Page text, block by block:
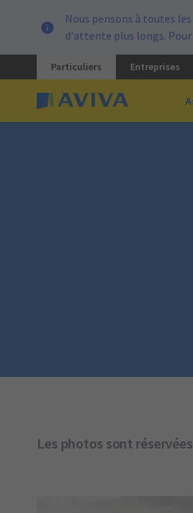
Nous pensons à toutes
d’attente plus longs.
Particuliers Entreprises
Les photos sont